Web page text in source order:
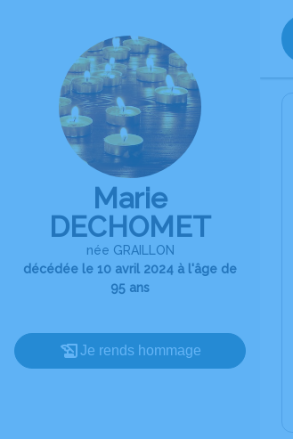
Marie
DECHOMET
née GRAILLON
décédée le 10 avril 2024 à l'âge de
95 ans
Je rends hommage